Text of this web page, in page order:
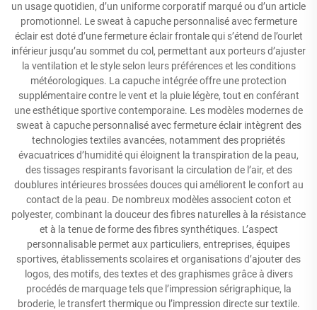
un usage quotidien, d’un uniforme corporatif marqué ou d’un article
promotionnel. Le sweat à capuche personnalisé avec fermeture
éclair est doté d’une fermeture éclair frontale qui s’étend de l’ourlet
inférieur jusqu’au sommet du col, permettant aux porteurs d’ajuster
la ventilation et le style selon leurs préférences et les conditions
météorologiques. La capuche intégrée offre une protection
supplémentaire contre le vent et la pluie légère, tout en conférant
une esthétique sportive contemporaine. Les modèles modernes de
sweat à capuche personnalisé avec fermeture éclair intègrent des
technologies textiles avancées, notamment des propriétés
évacuatrices d’humidité qui éloignent la transpiration de la peau,
des tissages respirants favorisant la circulation de l’air, et des
doublures intérieures brossées douces qui améliorent le confort au
contact de la peau. De nombreux modèles associent coton et
polyester, combinant la douceur des fibres naturelles à la résistance
et à la tenue de forme des fibres synthétiques. L’aspect
personnalisable permet aux particuliers, entreprises, équipes
sportives, établissements scolaires et organisations d’ajouter des
logos, des motifs, des textes et des graphismes grâce à divers
procédés de marquage tels que l’impression sérigraphique, la
broderie, le transfert thermique ou l’impression directe sur textile.